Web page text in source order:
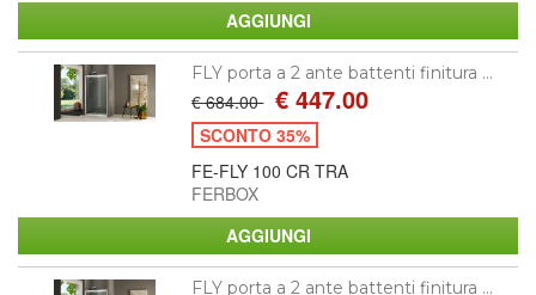
FLY porta a 2 ante battenti finitura ...
€ 684.00 € 447.00
SCONTO 35%
FE-FLY 100 CR TRA
FERBOX
FLY porta a 2 ante battenti finitura ...